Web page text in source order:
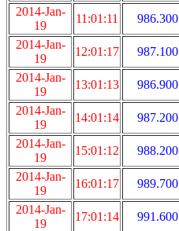
2014-Jan-
19
11:01:11 986.300
2014-Jan-
19
12:01:17 987.100
2014-Jan-
19
13:01:13 986.900
2014-Jan-
19
14:01:14 987.200
2014-Jan-
19
15:01:12 988.200
2014-Jan-
19
16:01:17 989.700
2014-Jan-
19
17:01:14 991.600